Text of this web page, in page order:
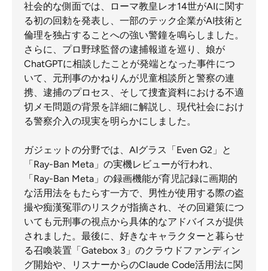
社会的な側面では、ローマ教皇レオ14世がAIに関す
る初の回勅を発表し、一部のテック企業がAI技術と
倫理を独占することへの強い警鐘を鳴らしました。
さらに、プロ野球監督の逮捕報道を巡り、娘が
ChatGPTに相談したことが発端となった事件につ
いて、元刑事のかねりんが児童相談所と警察の連
携、逮捕のプロセス、そして捜査資料における不適
切メモ問題の背景を詳細に解説し、現代社会におけ
る警察介入の現実を明らかにしました。
ガジェットの分野では、AIグラス「Even G2」と
「Ray-Ban Meta」の実機レビューが行われ、
「Ray-Ban Meta」の録画機能が育児記録に画期的
な活用法をもたらす一方で、男性が使用する際の盗
撮や痴漢冤罪のリスクが指摘され、その回避策につ
いても元刑事の視点から具体的なアドバイスが提供
されました。最後に、好きなキャラクターと暮らせ
る召喚装置「Gatebox 3」のクラウドファンディン
グ開始や、リスナーからのClaude Code活用法に関